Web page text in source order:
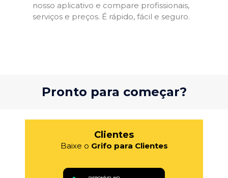
nosso aplicativo e compare profissionais,
serviços e preços. É rápido, fácil e seguro.
Pronto para começar?
Clientes
Baixe o Grifo para Clientes